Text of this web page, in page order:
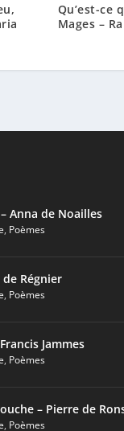
Qu’est-ce
Mages –
Anna de Noailles
, Poèmes
de Régnier
, Poèmes
Jammes
, Poèmes
– Pierre de
, Poèmes